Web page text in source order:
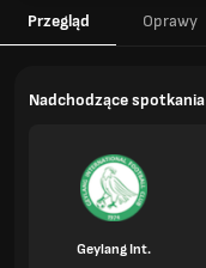
Przegląd Oprawy
Nadchodzące spotkania
Geylang Int.